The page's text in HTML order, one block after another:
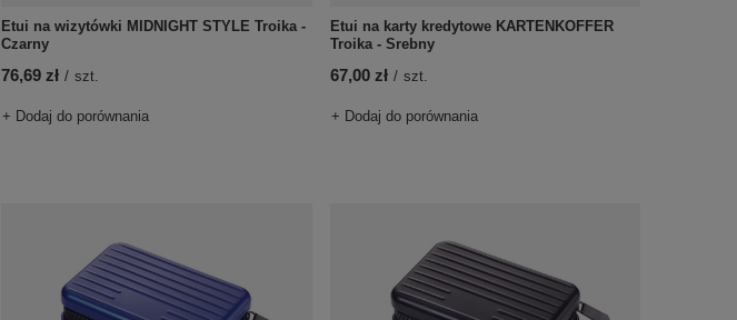
Etui na wizytówki MIDNIGHT STYLE Troika -
Czarny
76,69 zł / szt.
+ Dodaj do porównania
Etui na karty kredytowe KARTENKOFFER
Troika - Srebny
67,00 zł / szt.
+ Dodaj do porównania